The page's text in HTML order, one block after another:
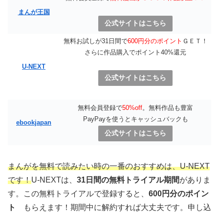
まんが王国
公式サイトはこちら
U-NEXT
無料お試しが31日間で600円分のポイント ＧＥＴ！
さらに作品購入でポイント40%還元
公式サイトはこちら
ebookjapan
無料会員登録で50%off。無料作品も豊富
PayPayを使うとキャッシュバックも
公式サイトはこちら
まんがを無料で読みたい時の一番のおすすめは、U-NEXT
です！U-NEXTは、 31日間の無料トライアル期間がありま
す。この無料トライアルで登録すると、 600円分のポイン
ト
もらえます！期間中に解約すれば大丈夫です。申し込